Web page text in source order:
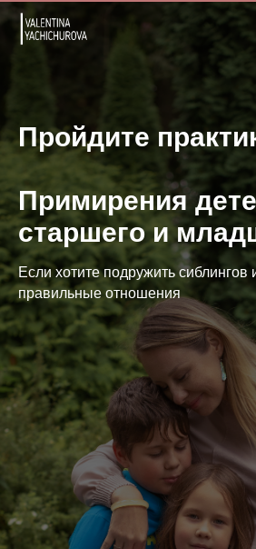
Пройдите
Примирения
старшего и
Если хотите подружить
правильные отношения